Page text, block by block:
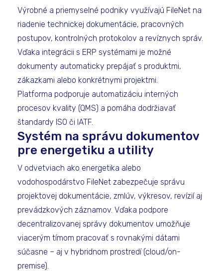
Výrobné a priemyselné podniky využívajú FileNet na
riadenie technickej dokumentácie, pracovných
postupov, kontrolných protokolov a revíznych správ.
Vďaka integrácii s ERP systémami je možné
dokumenty automaticky prepájať s produktmi,
zákazkami alebo konkrétnymi projektmi.
Platforma podporuje automatizáciu interných
procesov kvality (QMS) a pomáha dodržiavať
štandardy ISO či IATF.
Systém na správu dokumentov
pre energetiku a utility
V odvetviach ako energetika alebo
vodohospodárstvo FileNet zabezpečuje správu
projektovej dokumentácie, zmlúv, výkresov, revízií aj
prevádzkových záznamov. Vďaka podpore
decentralizovanej správy dokumentov umožňuje
viacerým tímom pracovať s rovnakými dátami
súčasne – aj v hybridnom prostredí (cloud/on-
premise).